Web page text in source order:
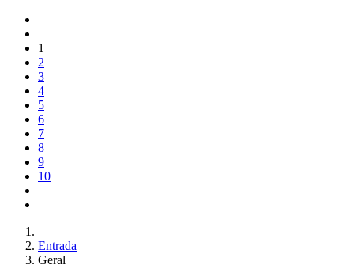
1
2
3
4
5
6
7
8
9
10
Entrada
Geral